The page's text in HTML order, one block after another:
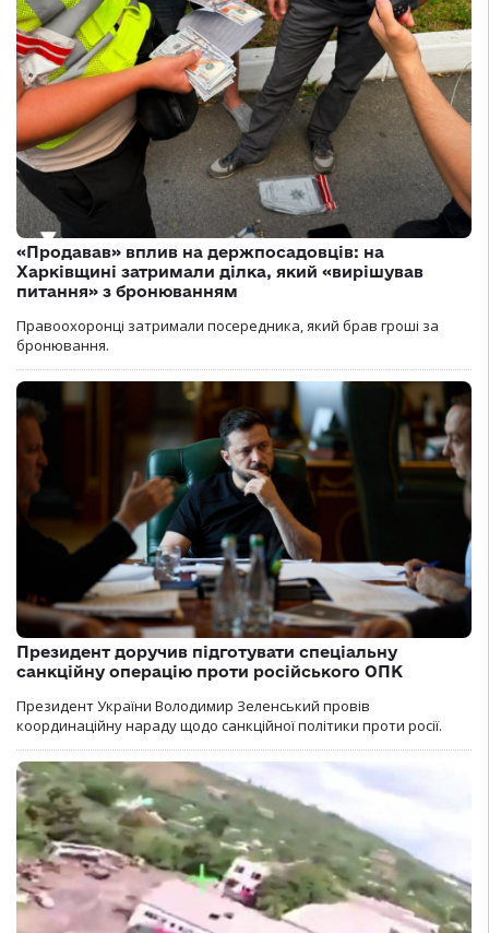
«Продавав» вплив на держпосадовців: на
Харківщині затримали ділка, який «вирішував
питання» з бронюванням
Правоохоронці затримали посередника, який брав гроші за
бронювання.
Президент доручив підготувати спеціальну
санкційну операцію проти російського ОПК
Президент України Володимир Зеленський провів
координаційну нараду щодо санкційної політики проти росії.